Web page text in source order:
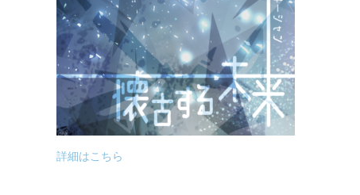
詳細はこちら